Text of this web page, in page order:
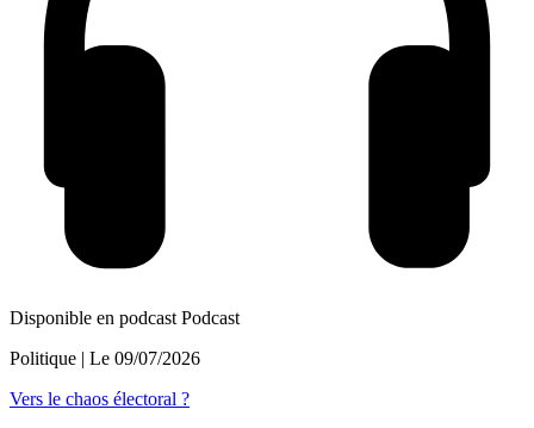
Disponible en podcast Podcast
Politique | Le 09/07/2026
Vers le chaos électoral ?